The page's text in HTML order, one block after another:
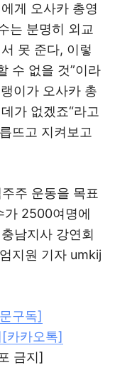
게 오사카 총영
는 분명히 외교
못 준다, 이렇
수 없을 것”이라
이가 오사카 총
가 없겠죠“라고
뜨고 지켜보고
주 운동을 목표
가 2500여명에
남지사 강연회
지원 기자 umkij
구독]
[카카오톡]
금지]